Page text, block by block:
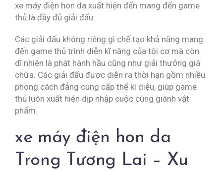
xe máy điện hon da xuất hiện đến mang đến game
thủ là đầy đủ giải đấu.
Các giải đấu không riêng gì chế tạo khả năng mang
đến game thủ trình diễn kĩ năng của tôi cơ mà còn
dĩ nhiên là phát hành hầu cũng như giải thưởng giá
chữa. Các giải đấu được diễn ra thời hạn gồm nhiều
phong cách đẳng cung cấp thể kì diệu, giúp game
thủ luôn xuất hiện dịp nhập cuộc cùng giành vật
phẩm.
xe máy điện hon da
Trong Tương Lai – Xu